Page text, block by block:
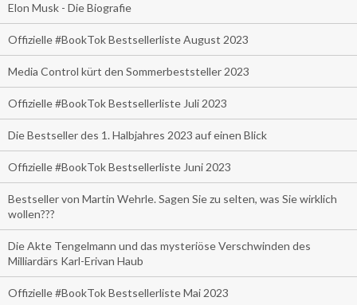
Elon Musk - Die Biografie
Offizielle #BookTok Bestsellerliste August 2023
Media Control kürt den Sommerbeststeller 2023
Offizielle #BookTok Bestsellerliste Juli 2023
Die Bestseller des 1. Halbjahres 2023 auf einen Blick
Offizielle #BookTok Bestsellerliste Juni 2023
Bestseller von Martin Wehrle. Sagen Sie zu selten, was Sie wirklich
wollen???
Die Akte Tengelmann und das mysteriöse Verschwinden des
Milliardärs Karl-Erivan Haub
Offizielle #BookTok Bestsellerliste Mai 2023